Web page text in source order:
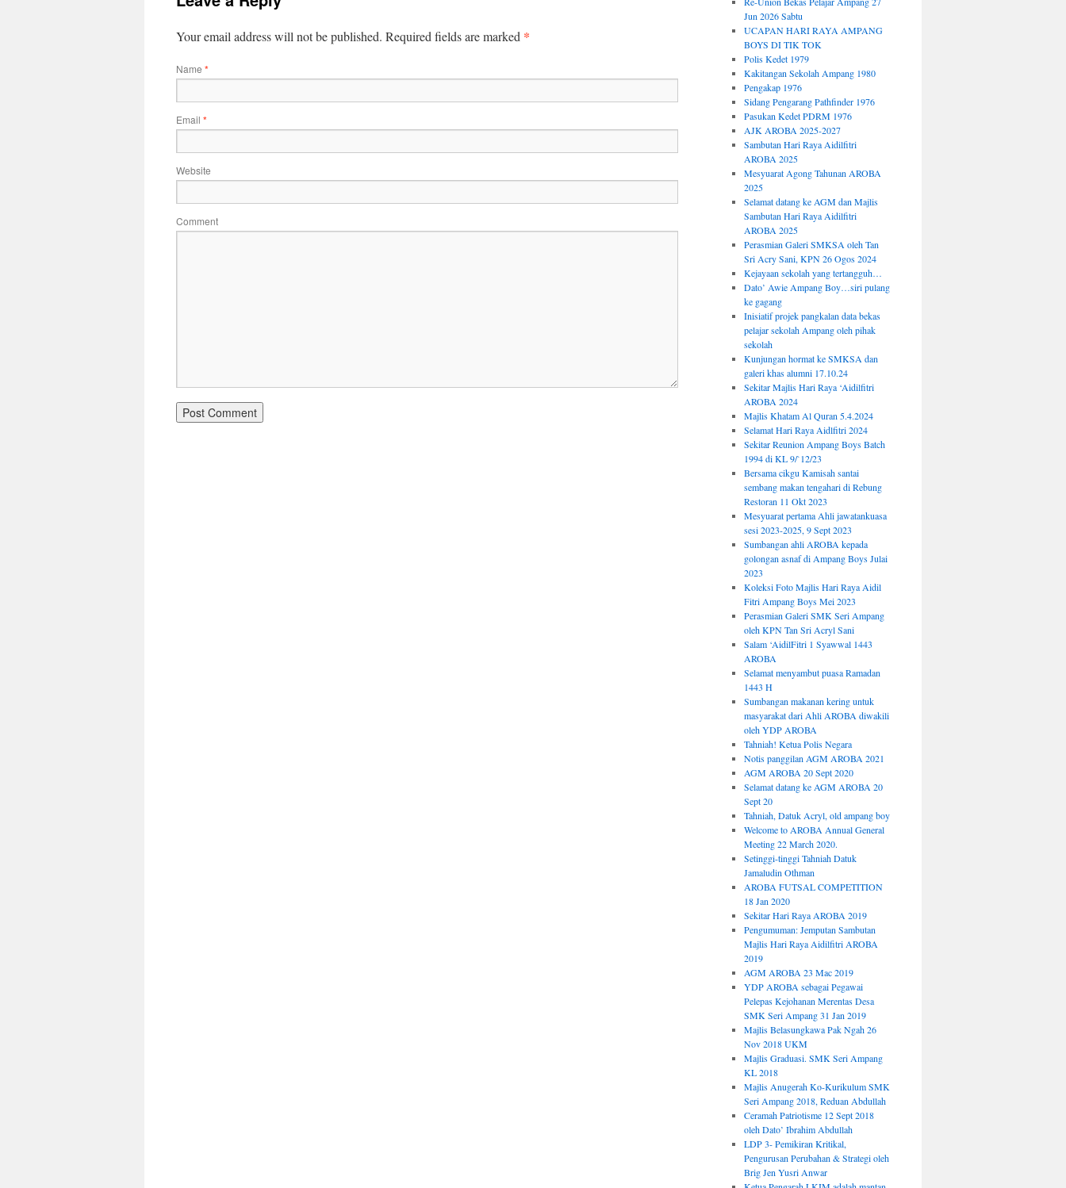
Your email address will not be published. Required fields are marked *
Name *
Email *
Website
Comment
Jun 2026 Sabtu
UCAPAN HARI RAYA AMPANG
BOYS DI TIK TOK
Polis Kedet 1979
Kakitangan Sekolah Ampang 1980
Pengakap 1976
Sidang Pengarang Pathfinder 1976
Pasukan Kedet PDRM 1976
AJK AROBA 2025-2027
Sambutan Hari Raya Aidilfitri
AROBA 2025
Mesyuarat Agong Tahunan AROBA
2025
Selamat datang ke AGM dan Majlis
Sambutan Hari Raya Aidilfitri
AROBA 2025
Perasmian Galeri SMKSA oleh Tan
Sri Acry Sani, KPN 26 Ogos 2024
Kejayaan sekolah yang tertangguh…
Dato’ Awie Ampang Boy…siri pulang
ke gagang
Inisiatif projek pangkalan data bekas
pelajar sekolah Ampang oleh pihak
sekolah
Kunjungan hormat ke SMKSA dan
galeri khas alumni 17.10.24
Sekitar Majlis Hari Raya ‘Aidilfitri
AROBA 2024
Majlis Khatam Al Quran 5.4.2024
Selamat Hari Raya Aidlfitri 2024
Sekitar Reunion Ampang Boys Batch
1994 di KL 9/`12/23
Bersama cikgu Kamisah santai
sembang makan tengahari di Rebung
Restoran 11 Okt 2023
Mesyuarat pertama Ahli jawatankuasa
sesi 2023-2025, 9 Sept 2023
Sumbangan ahli AROBA kepada
golongan asnaf di Ampang Boys Julai
2023
Koleksi Foto Majlis Hari Raya Aidil
Fitri Ampang Boys Mei 2023
Perasmian Galeri SMK Seri Ampang
oleh KPN Tan Sri Acryl Sani
Salam ‘AidilFitri 1 Syawwal 1443
AROBA
Selamat menyambut puasa Ramadan
1443 H
Sumbangan makanan kering untuk
masyarakat dari Ahli AROBA diwakili
oleh YDP AROBA
Tahniah! Ketua Polis Negara
Notis panggilan AGM AROBA 2021
AGM AROBA 20 Sept 2020
Selamat datang ke AGM AROBA 20
Sept 20
Tahniah, Datuk Acryl, old ampang boy
Welcome to AROBA Annual General
Meeting 22 March 2020.
Setinggi-tinggi Tahniah Datuk
Jamaludin Othman
AROBA FUTSAL COMPETITION
18 Jan 2020
Sekitar Hari Raya AROBA 2019
Pengumuman: Jemputan Sambutan
Majlis Hari Raya Aidilfitri AROBA
2019
AGM AROBA 23 Mac 2019
YDP AROBA sebagai Pegawai
Pelepas Kejohanan Merentas Desa
SMK Seri Ampang 31 Jan 2019
Majlis Belasungkawa Pak Ngah 26
Nov 2018 UKM
Majlis Graduasi. SMK Seri Ampang
KL 2018
Majlis Anugerah Ko-Kurikulum SMK
Seri Ampang 2018, Reduan Abdullah
Ceramah Patriotisme 12 Sept 2018
oleh Dato’ Ibrahim Abdullah
LDP 3- Pemikiran Kritikal,
Pengurusan Perubahan & Strategi oleh
Brig Jen Yusri Anwar